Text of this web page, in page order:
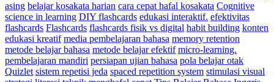
asing belajar kosakata harian cara cepat hafal kosakata Cognitive
science in learning DIY flashcards edukasi interaktif. efektivitas
flashcards Flashcards flashcards fisik vs digital habit building konten
edukasi kreatif media pembelajaran bahasa memory retention
metode belajar bahasa metode belajar efektif micro-learning.
pembelajaran mandiri persiapan ujian bahasa pola belajar otak
Quizlet sistem repetisi jeda spaced repetition system stimulasi visual